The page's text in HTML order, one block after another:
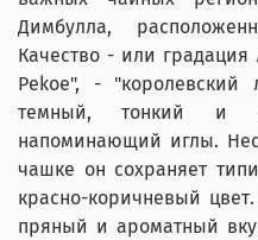
Димбулла,
Качество - или градация
Pekoe", - "королевский
темный, тонкий и
напоминающий иглы.
чашке он сохраняет
красно-коричневый
пряный и ароматный